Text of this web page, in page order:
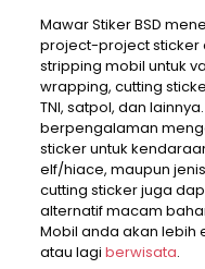
Mawar Stiker BSD
project-project sticker
stripping mobil untuk
wrapping, cutting
TNI, satpol, dan
berpengalaman
sticker untuk
elf/hiace, maupun
cutting sticker juga
alternatif macam
Mobil anda akan
atau lagi berwisata.